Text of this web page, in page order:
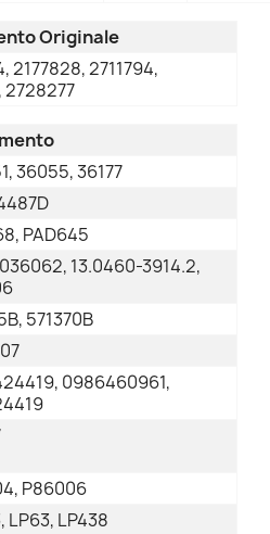
Originale
2177828, 2711794,
2728277
36055, 36177
PAD645
13.0460-3914.2,
571370B
0986460961,
P86006
LP63, LP438